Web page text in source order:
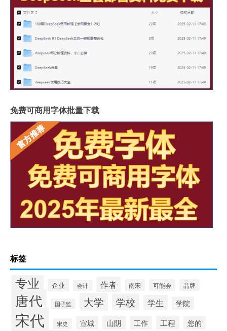
免费可商用字体批量下载
标签
专业 企业 会计 作者 南宋 可能会 品牌
唐代 国子监 大学 学校 学生 学院
宋代 宋史 宣城 山阴 工作 工程 您的